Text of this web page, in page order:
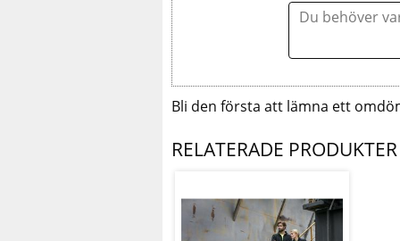
Bli den första att lämna ett
RELATERADE PRODUKTER